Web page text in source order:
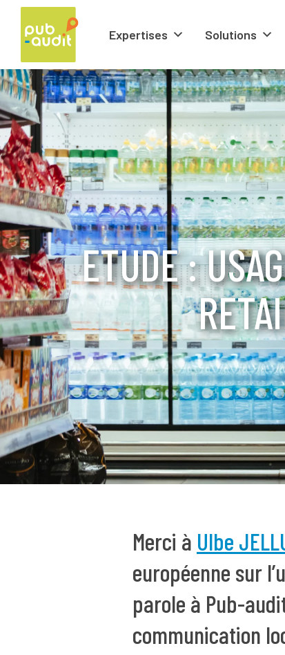
Expertises Solutions
ETUDE :
Merci à Ulbe
européenne sur
parole à Pub-
communication